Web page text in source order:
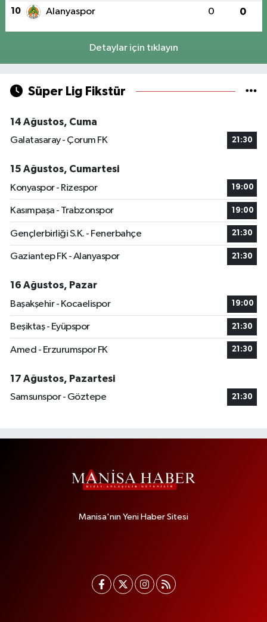
10 Alanyaspor 0 0
Detaylar için tıklayın
Süper Lig Fikstür
14 Ağustos, Cuma
Galatasaray - Çorum FK
21:30
15 Ağustos, Cumartesi
Konyaspor - Rizespor
19:00
Kasımpaşa - Trabzonspor 19:00
Gençlerbirliği S.K. - Fenerbahçe 21:30
Gaziantep FK - Alanyaspor 21:30
16 Ağustos, Pazar
Başakşehir - Kocaelispor
19:00
Beşiktaş - Eyüpspor 21:30
Amed - Erzurumspor FK 21:30
17 Ağustos, Pazartesi
Samsunspor - Göztepe
21:30
Manisa'nın Yeni Haber Sitesi